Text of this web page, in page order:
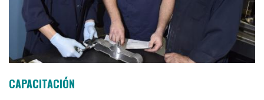
CAPACITACIÓN